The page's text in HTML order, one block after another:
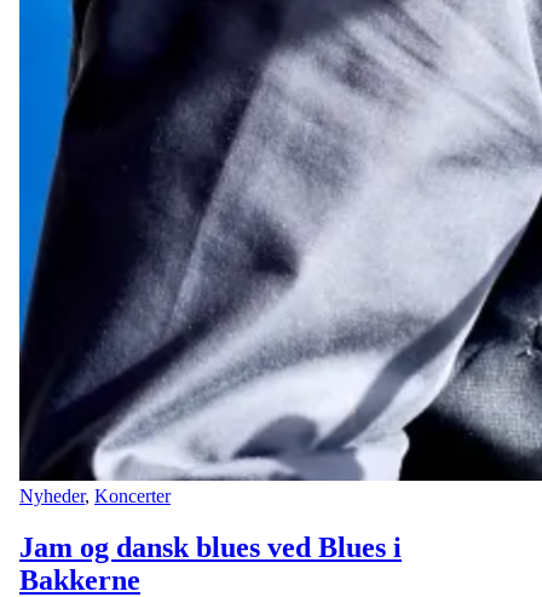
Nyheder, Koncerter
Jam og dansk blues ved Blues i
Bakkerne